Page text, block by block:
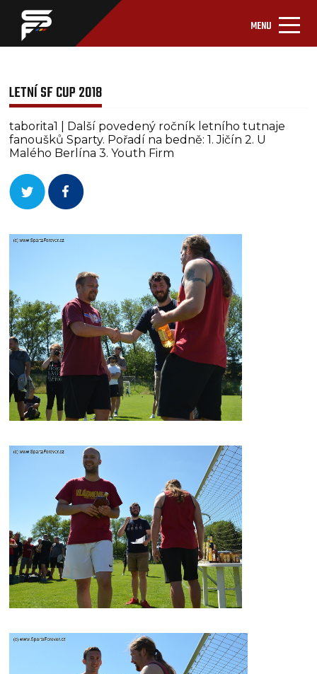
MENU
LETNÍ SF CUP 2018
taborita1 | Další povedený ročník letního tutnaje
fanoušků Sparty. Pořadí na bedně: 1. Jičín 2. U
Malého Berlína 3. Youth Firm